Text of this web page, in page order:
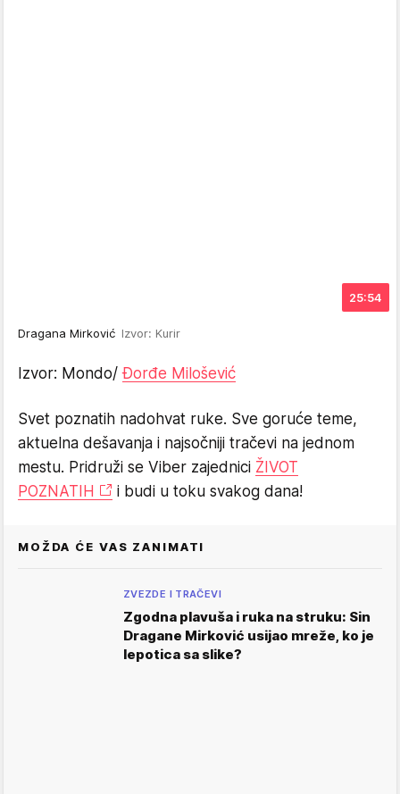
25:54
Dragana Mirković Izvor: Kurir
Izvor: Mondo/Đorđe Milošević
Svet poznatih nadohvat ruke. Sve goruće teme,
aktuelna dešavanja i najsočniji tračevi na jednom
mestu. Pridruži se Viber zajednici ŽIVOT
POZNATIH
i budi u toku svakog dana!
MOŽDA ĆE VAS ZANIMATI
ZVEZDE I TRAČEVI
Zgodna plavuša i ruka na struku: Sin
Dragane Mirković usijao mreže, ko je
lepotica sa slike?